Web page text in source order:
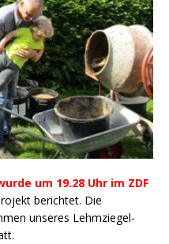
um 19.28 Uhr im ZDF
berichtet. Die
unseres Lehmziegel-